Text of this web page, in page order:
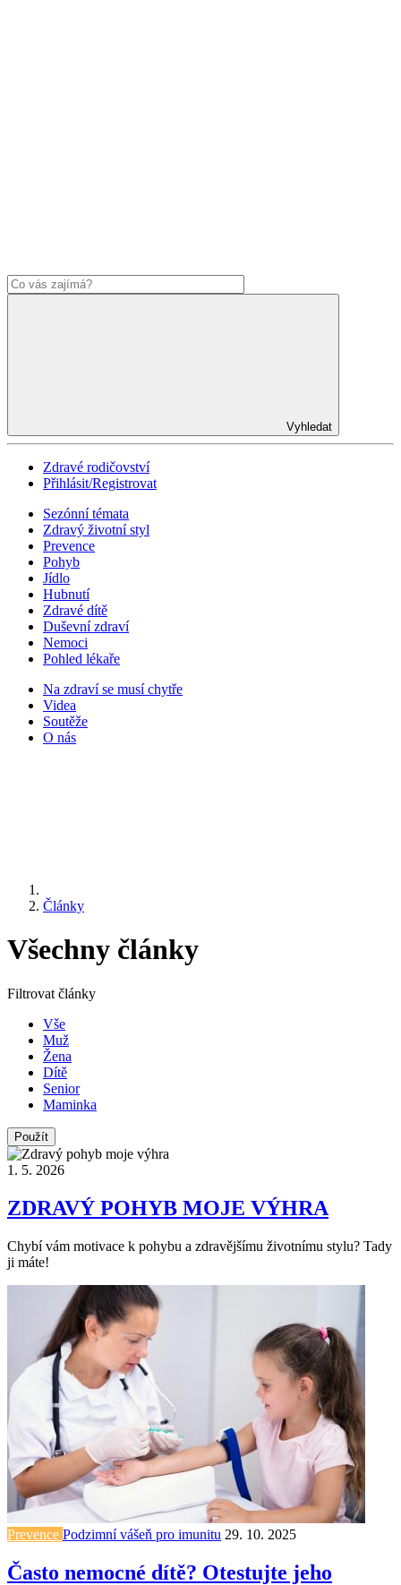
Vyhledat
Zdravé rodičovství
Přihlásit/Registrovat
Sezónní témata
Zdravý životní styl
Prevence
Pohyb
Jídlo
Hubnutí
Zdravé dítě
Duševní zdraví
Nemoci
Pohled lékaře
Na zdraví se musí chytře
Videa
Soutěže
O nás
Články
Všechny články
Filtrovat články
Vše
Muž
Žena
Dítě
Senior
Maminka
1. 5. 2026
ZDRAVÝ POHYB MOJE VÝHRA
Chybí vám motivace k pohybu a zdravějšímu životnímu stylu? Tady
ji máte!
Prevence Podzimní vášeň pro imunitu 29. 10. 2025
Často nemocné dítě? Otestujte jeho